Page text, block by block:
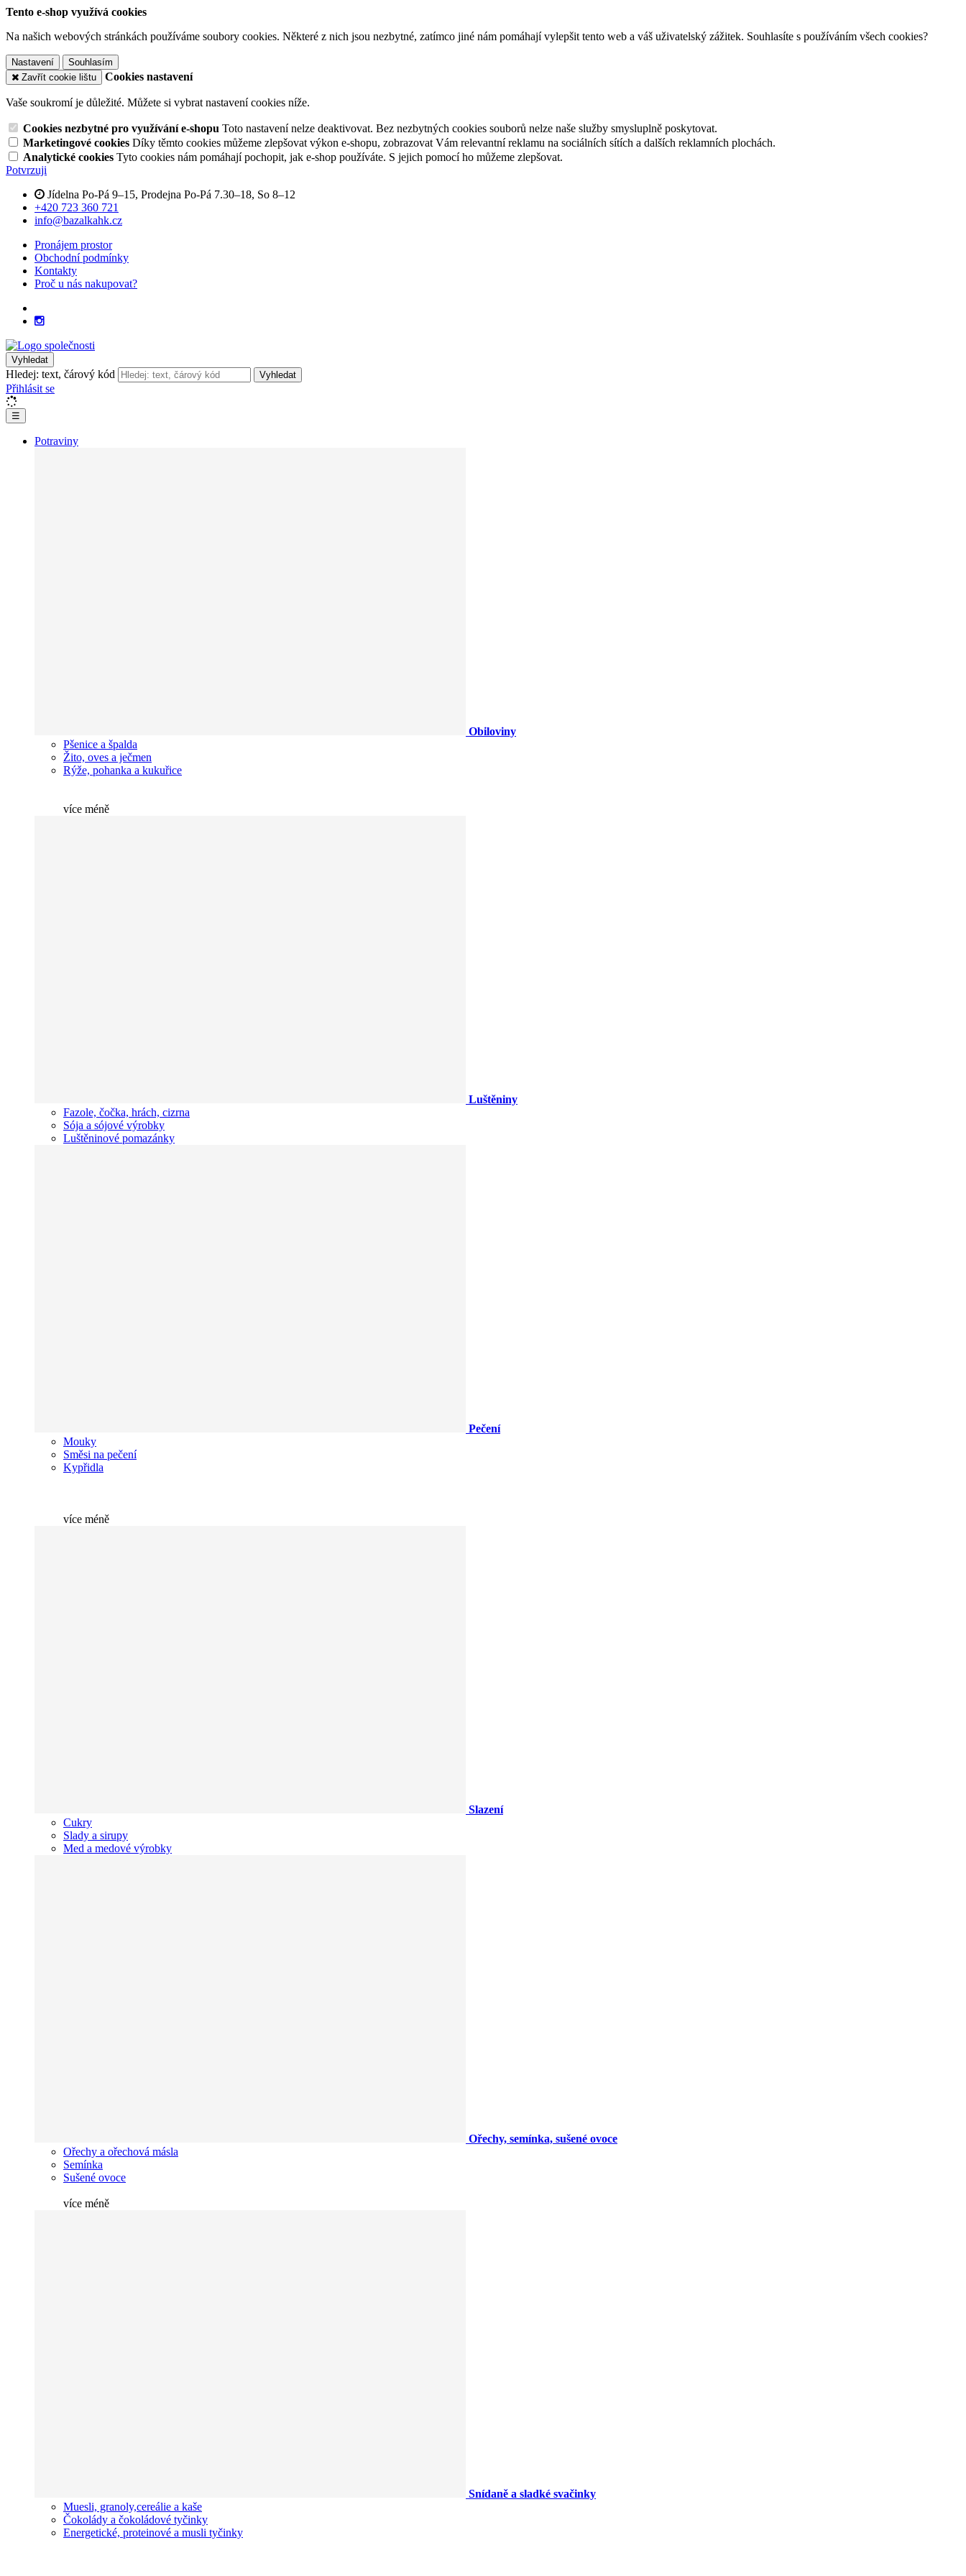
Tento e-shop využívá cookies
Na našich webových stránkách používáme soubory cookies. Některé z nich jsou nezbytné, zatímco jiné nám pomáhají vylepšit tento web a váš uživatelský zážitek. Souhlasíte s používáním všech cookies?
Nastavení
Souhlasím
Zavřít cookie lištu
Cookies nastavení
Vaše soukromí je důležité. Můžete si vybrat nastavení cookies níže.
Cookies nezbytné pro využívání e-shopu Toto nastavení nelze deaktivovat. Bez nezbytných cookies souborů nelze naše služby smysluplně poskytovat.
Marketingové cookies Díky těmto cookies můžeme zlepšovat výkon e-shopu, zobrazovat Vám relevantní reklamu na sociálních sítích a dalších reklamních plochách.
Analytické cookies Tyto cookies nám pomáhají pochopit, jak e-shop používáte. S jejich pomocí ho můžeme zlepšovat.
Potvrzuji
Jídelna Po-Pá 9–15, Prodejna Po-Pá 7.30–18, So 8–12
+420 723 360 721
info@bazalkahk.cz
Pronájem prostor
Obchodní podmínky
Kontakty
Proč u nás nakupovat?
Vyhledat
Hledej: text, čárový kód Vyhledat
Přihlásit se
☰
Potraviny
Obiloviny
Pšenice a špalda
Žito, oves a ječmen
Rýže, pohanka a kukuřice
více méně
Luštěniny
Fazole, čočka, hrách, cizrna
Sója a sójové výrobky
Luštěninové pomazánky
Pečení
Mouky
Směsi na pečení
Kypřidla
více méně
Slazení
Cukry
Slady a sirupy
Med a medové výrobky
Ořechy, semínka, sušené ovoce
Ořechy a ořechová másla
Semínka
Sušené ovoce
více méně
Snídaně a sladké svačinky
Muesli, granoly,cereálie a kaše
Čokolády a čokoládové tyčinky
Energetické, proteinové a musli tyčinky